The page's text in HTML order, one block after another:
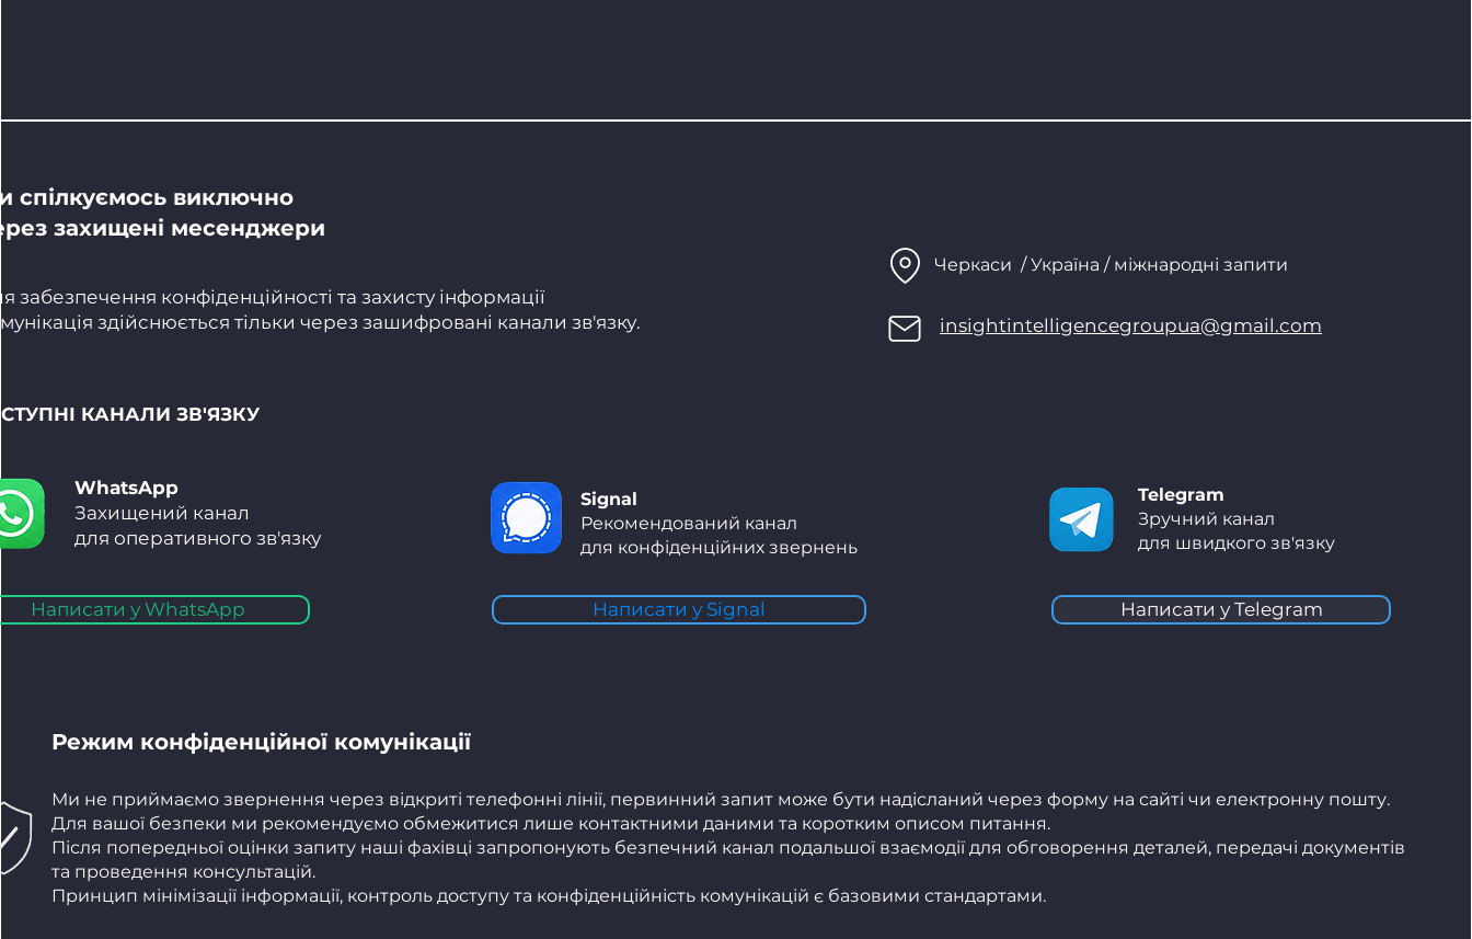
спілкуємось виключно
захищені месенджери
забезпечення конфіденційності та захисту інформації
здійснюється тільки через зашифровані канали зв'язку.
Черкаси / Україна / міжнародні запити
insightintelligencegroupua@gmail.com
КАНАЛИ ЗВ'ЯЗКУ
WhatsApp
Захищений канал
для оперативного зв'язку
Написати у WhatsApp
Signal
Рекомендований канал
для конфіденційних звернень
Написати у Signal
Telegram
Зручний канал
для швидкого зв'язку
Написати у Telegram
Режим конфіденційної комунікації
Ми не приймаємо звернення через відкриті телефонні лінії, первинний запит може бути надісланий через форму на сайті чи електронну пошту.
Для вашої безпеки ми рекомендуємо обмежитися лише контактними даними та коротким описом питання.
Після попередньої оцінки запиту наші фахівці запропонують безпечний канал подальшої взаємодії для обговорення деталей, передачі документів
та проведення консультацій.
Принцип мінімізації інформації, контроль доступу та конфіденційність комунікацій є базовими стандартами.